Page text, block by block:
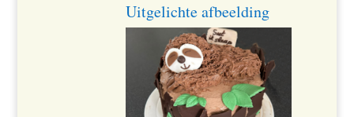
Uitgelichte afbeelding